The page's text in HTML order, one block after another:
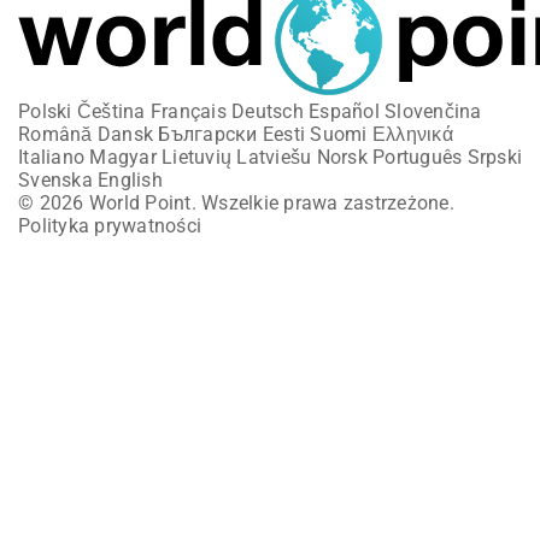
Polski Čeština Français Deutsch Español Slovenčina
Română Dansk Български Eesti Suomi Ελληνικά
Italiano Magyar Lietuvių Latviešu Norsk Português Srpski
Svenska English
© 2026 World Point. Wszelkie prawa zastrzeżone.
Polityka prywatności